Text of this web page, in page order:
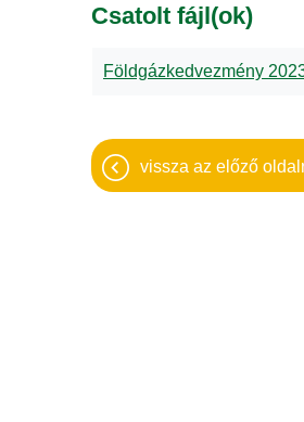
Csatolt fájl(ok)
Földgázkedvezmény
vissza az előző